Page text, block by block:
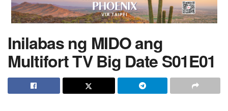
Inilabas ng MIDO ang
Multifort TV Big Date S01E01